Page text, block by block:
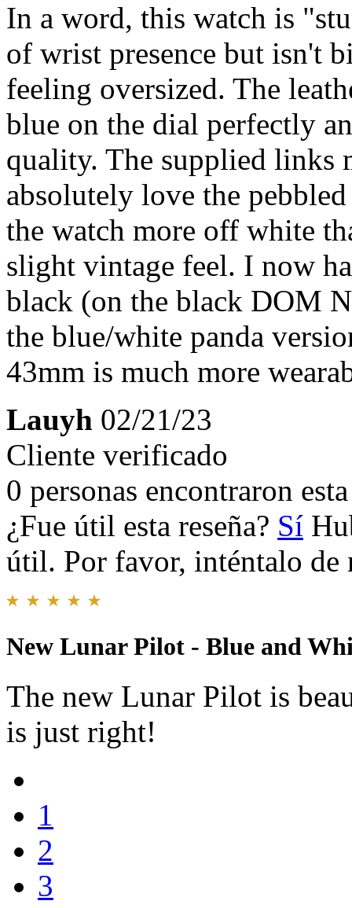
In a word, this watch is
of wrist presence but isn't
feeling oversized. The
blue on the dial perfectly
quality. The supplied links
absolutely love the
the watch more off white
slight vintage feel. I now
black (on the black DOM
the blue/white panda
43mm is much more
Lauyh 02/21/23
Cliente verificado
0 personas encontraron
¿Fue útil esta reseña? Sí
útil. Por favor, inténtalo de
New Lunar Pilot - Blue and
The new Lunar Pilot is
is just right!
1
2
3